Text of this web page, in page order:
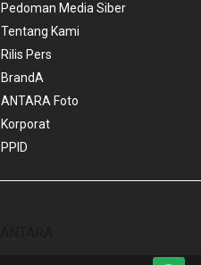
Pedoman Media Siber
Tentang Kami
Rilis Pers
BrandA
ANTARA Foto
Korporat
PPID